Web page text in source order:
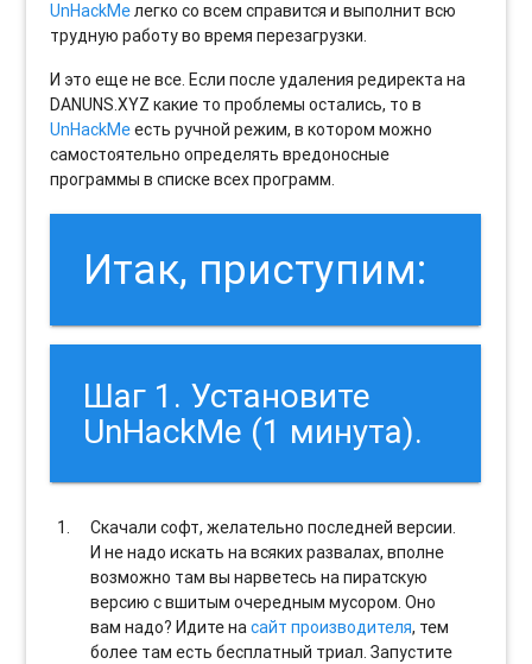
UnHackMeлегко со всем справится и выполнит всю
трудную работу во время перезагрузки.
И это еще не все. Если после удаления редиректа на
DANUNS.XYZ какие то проблемы остались, то в
UnHackMeесть ручной режим, в котором можно
самостоятельно определять вредоносные
программы в списке всех программ.
Итак, приступим:
Шаг 1. Установите
UnHackMe (1 минута).
Скачали софт, желательно последней версии.
И не надо искать на всяких развалах, вполне
возможно там вы нарветесь на пиратскую
версию с вшитым очередным мусором. Оно
вам надо? Идите насайт производителя, тем
более там есть бесплатный триал. Запустите